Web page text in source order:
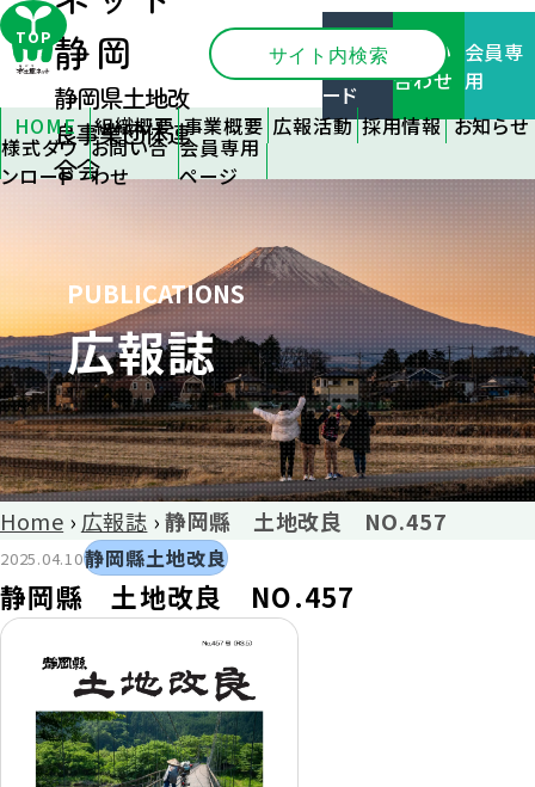
静岡
静岡県土地改
良事業団体連
合会
様式ダ
ウンロ
ード
お問い
合わせ
会員専
用
HOME
組織概要
静岡県土
組織のご
案内
アクセス
リンク
事業概要
会員支援
広報活動
の紹介
フォトコン
採用情報
応募フォー
ム
お知らせ
関連機関
情報
イベント情
報
大区画化
について
その他
様式ダウ
ンロード
お問い合
わせ
会員専用
ページ
PUBLICATIONS
広報誌
Home › 広報誌 ›静岡縣 土地改良 NO.457
2025.04.10静岡縣土地改良
静岡縣 土地改良 NO.457
TOP